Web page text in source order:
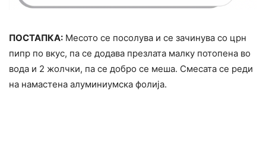
ПОСТАПКА: Месото се посолува и се зачинува со црн
пипр по вкус, па се додава презлата малку потопена во
вода и 2 жолчки, па се добро се меша. Смесата се реди
на намастена алуминиумска фолија.